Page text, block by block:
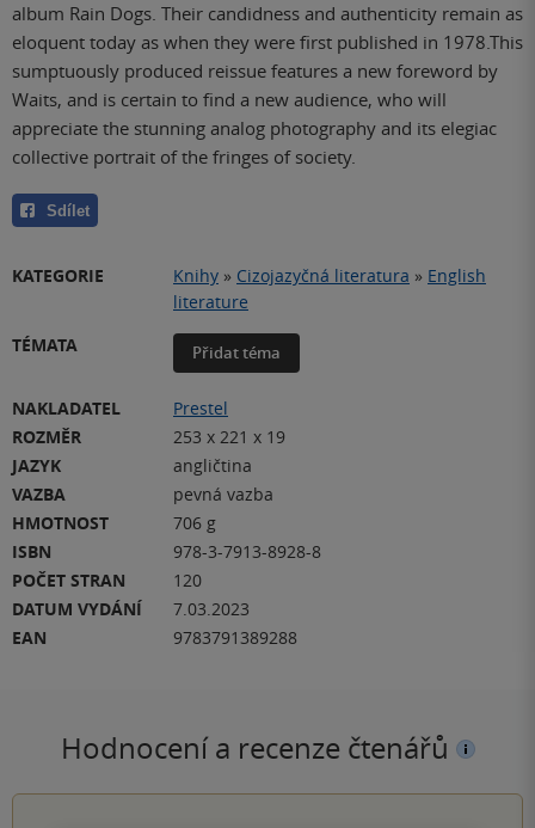
album Rain Dogs. Their candidness and authenticity remain as
eloquent today as when they were first published in 1978.This
sumptuously produced reissue features a new foreword by
Waits, and is certain to find a new audience, who will
appreciate the stunning analog photography and its elegiac
collective portrait of the fringes of society.
Sdílet
KATEGORIE Knihy » Cizojazyčná literatura » English
literature
TÉMATA
Přidat téma
NAKLADATEL
Prestel
ROZMĚR
253 x 221 x 19
JAZYK
angličtina
VAZBA
pevná vazba
HMOTNOST
706 g
ISBN
978-3-7913-8928-8
POČET STRAN
120
DATUM VYDÁNÍ
7.03.2023
EAN
9783791389288
Hodnocení a recenze čtenářů